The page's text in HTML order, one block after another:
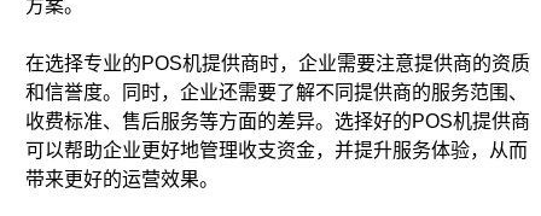
方案。
在选择专业的POS机提供商时，企业需要注意提供商的资质
和信誉度。同时，企业还需要了解不同提供商的服务范围、
收费标准、售后服务等方面的差异。选择好的POS机提供商
可以帮助企业更好地管理收支资金，并提升服务体验，从而
带来更好的运营效果。